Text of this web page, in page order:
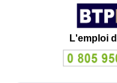
L'emploi